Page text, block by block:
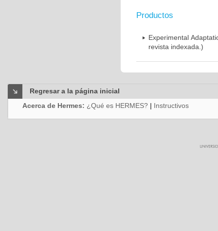
Productos
Experimental
revista indexada.)
Regresar a la página inicial
Acerca de Hermes: ¿Qué es HERMES? | Instructivos